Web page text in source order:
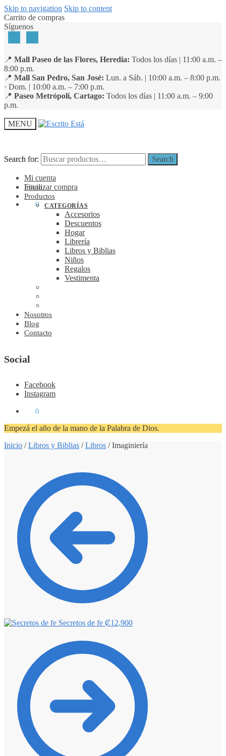
Skip to navigation Skip to content
Carrito de compras
Síguenos
📍 Mall Paseo de las Flores, Heredia: Todos los días | 11:00 a.m. –
8:00 p.m.
📍 Mall San Pedro, San José: Lun. a Sáb. | 10:00 a.m. – 8:00 p.m.
· Dom. | 10:00 a.m. – 7:00 p.m.
📍 Paseo Metrópoli, Cartago: Todos los días | 11:00 a.m. – 9:00
p.m.
MENU
Search for: Search
Mi cuenta
Finalizar compra
0
Search for: Search
Inicio
Productos
CATEGORÍAS
Accesorios
Descuentos
Hogar
Librería
Libros y Biblias
Niños
Regalos
Vestimenta
Nosotros
Blog
Contacto
Social
Facebook
Instagram
0
Empezá el año de la mano de la Palabra de Dios.
Inicio /Libros y Biblias /Libros /Imaginiería
Secretos de fe ₡12,900